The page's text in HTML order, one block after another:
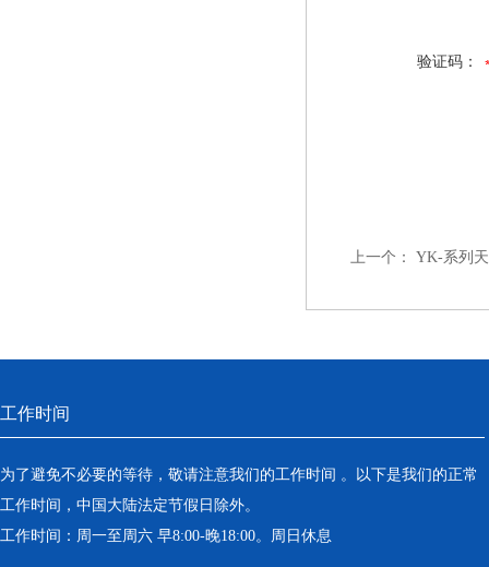
验证码：
上一个： YK-系列
工作时间
为了避免不必要的等待，敬请注意我们的工作时间 。以下是我们的正常
工作时间，中国大陆法定节假日除外。
工作时间：周一至周六 早8:00-晚18:00。周日休息